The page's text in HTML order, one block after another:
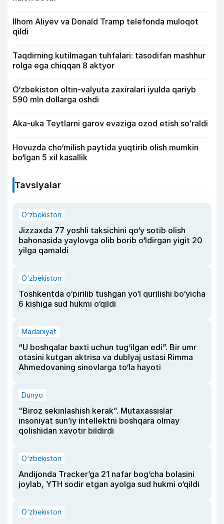
Ilhom Aliyev va Donald Tramp telefonda muloqot
qildi
Taqdirning kutilmagan tuhfalari: tasodifan mashhur
rolga ega chiqqan 8 aktyor
O‘zbekiston oltin-valyuta zaxiralari iyulda qariyb
590 mln dollarga oshdi
Aka-uka Teytlarni garov evaziga ozod etish soʻraldi
Hovuzda cho‘milish paytida yuqtirib olish mumkin
bo‘lgan 5 xil kasallik
Tavsiyalar
O‘zbekiston
Jizzaxda 77 yoshli taksichini qo‘y sotib olish
bahonasida yaylovga olib borib o‘ldirgan yigit 20
yilga qamaldi
O‘zbekiston
Toshkentda o‘pirilib tushgan yo‘l qurilishi bo‘yicha
6 kishiga sud hukmi o‘qildi
Madaniyat
“U boshqalar baxti uchun tug‘ilgan edi”. Bir umr
otasini kutgan aktrisa va dublyaj ustasi Rimma
Ahmedovaning sinovlarga to‘la hayoti
Dunyo
“Biroz sekinlashish kerak”. Mutaxassislar
insoniyat sun’iy intellektni boshqara olmay
qolishidan xavotir bildirdi
O‘zbekiston
Andijonda Tracker’ga 21 nafar bog‘cha bolasini
joylab, YTH sodir etgan ayolga sud hukmi o‘qildi
O‘zbekiston